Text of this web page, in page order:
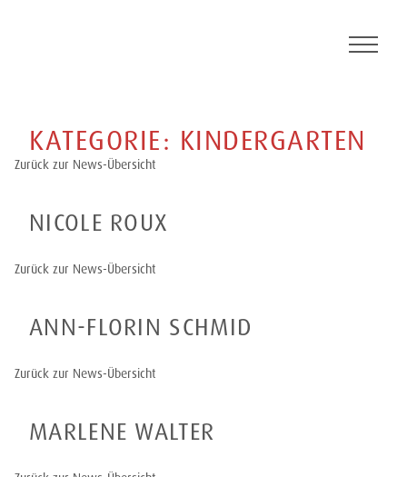
KATEGORIE: KINDERGARTEN
Zurück zur News-Übersicht
NICOLE ROUX
Zurück zur News-Übersicht
ANN-FLORIN SCHMID
Zurück zur News-Übersicht
MARLENE WALTER